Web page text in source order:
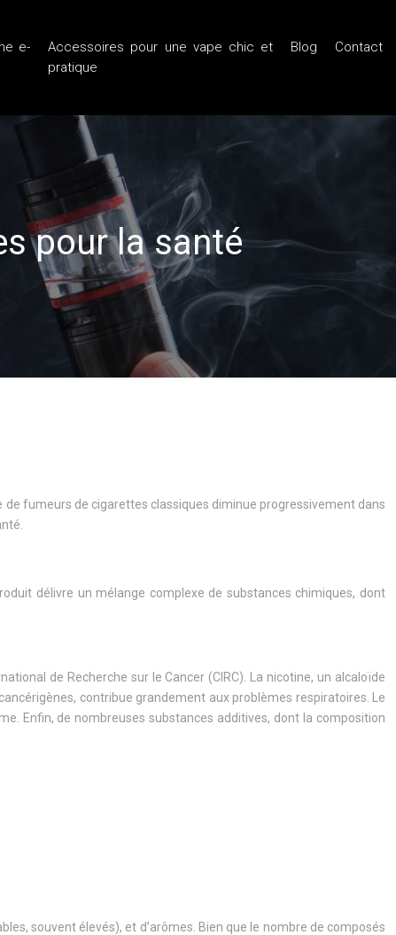
e-
Accessoires pour une vape chic et
pratique
Blog Contact
pour la santé
de fumeurs de cigarettes classiques diminue progressivement dans
délivre un mélange complexe de substances chimiques, dont
de Recherche sur le Cancer (CIRC). La nicotine, un alcaloïde
contribue grandement aux problèmes respiratoires. Le
Enfin, de nombreuses substances additives, dont la composition
souvent élevés), et d’arômes. Bien que le nombre de composés